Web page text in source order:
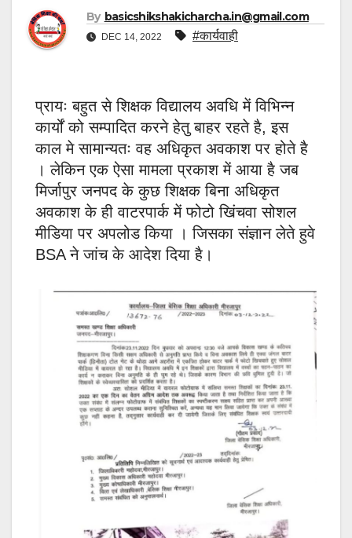
By basicshikshakicharcha.in@gmail.com
DEC 14, 2022 #कार्यवाही
प्रायः बहुत से शिक्षक विद्यालय अवधि में विभिन्न
कार्यों को सम्पादित करने हेतु बाहर रहते है, इस
काल मे सामान्यतः वह अधिकृत अवकाश पर होते है
। लेकिन एक ऐसा मामला प्रकाश में आया है जब
मिर्जापुर जनपद के कुछ शिक्षक बिना अधिकृत
अवकाश के ही वाटरपार्क में फोटो खिंचवा सोशल
मीडिया पर अपलोड किया । जिसका संज्ञान लेते हुवे
BSA ने जांच के आदेश दिया है।